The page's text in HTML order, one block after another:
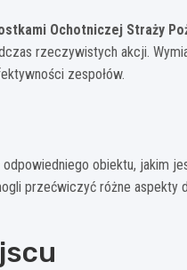
Ochotniczej Straży
rzeczywistych akcji.
zespołów.
obiektu, jakim
przećwiczyć różne aspekty